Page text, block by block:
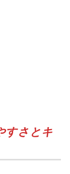
すさとキ